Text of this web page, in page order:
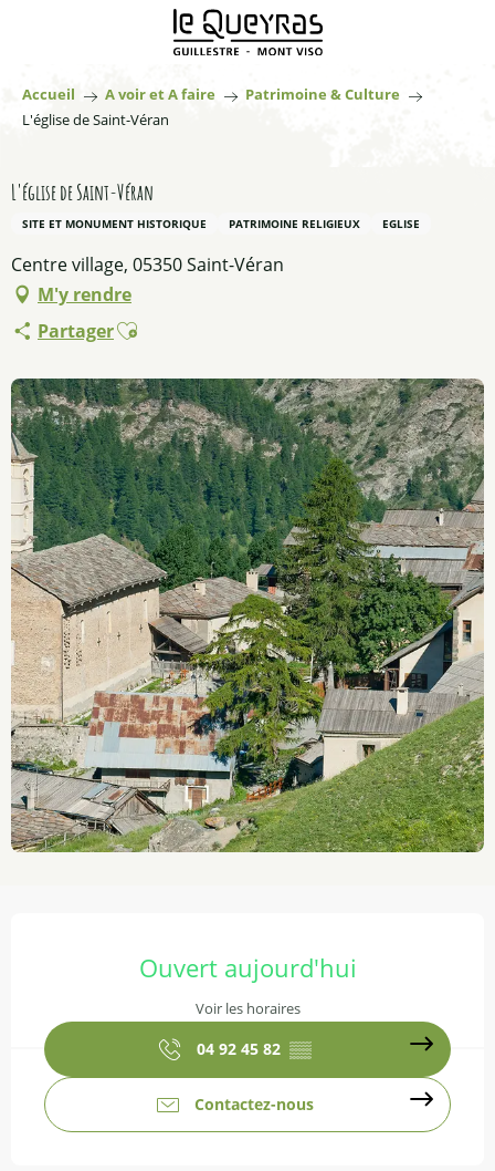
principal
Accueil A voir et A faire
Patrimoine & Culture
L'église de Saint-Véran
L'église de Saint-Véran
SITE ET MONUMENT HISTORIQUE PATRIMOINE RELIGIEUX EGLISE
Centre village, 05350 Saint-Véran
M'y rendre
PartagerAjouter aux favoris
Ouvert aujourd'hui
Voir les horaires
04 92 45 82 ▒▒
Contactez-nous